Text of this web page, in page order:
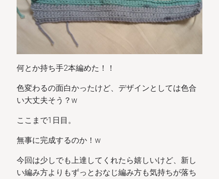
何とか持ち手2本編めた！！
色変わるの面白かったけど、デザインとしては色合
い大丈夫そう？w
ここまで1日目。
無事に完成するのか！w
今回は少しでも上達してくれたら嬉しいけど、新し
い編み方よりもずっとおなじ編み方も気持ちが落ち